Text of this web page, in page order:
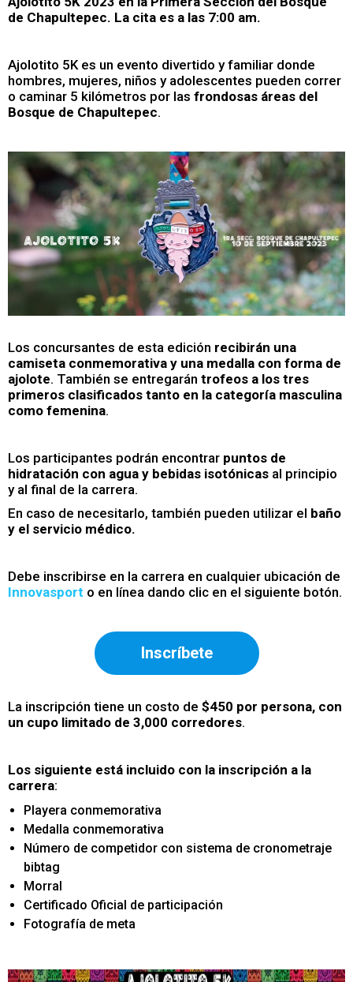
de Chapultepec. La cita es a las 7:00 am.
Ajolotito 5K es un evento divertido y familiar donde
hombres, mujeres, niños y adolescentes pueden correr
o caminar 5 kilómetros por las frondosas áreas del
Bosque de Chapultepec.
Los concursantes de esta edición recibirán una
camiseta conmemorativa y una medalla con forma de
ajolote. También se entregarán trofeos a los tres
primeros clasificados tanto en la categoría masculina
como femenina.
Los participantes podrán encontrar puntos de
hidratación con agua y bebidas isotónicas al principio
y al final de la carrera.
En caso de necesitarlo, también pueden utilizar el baño
y el servicio médico.
Debe inscribirse en la carrera en cualquier ubicación de
Innovasport o en línea dando clic en el siguiente botón.
Inscríbete
La inscripción tiene un costo de $450 por persona, con
un cupo limitado de 3,000 corredores.
Los siguiente está incluido con la inscripción a la
carrera:
Playera conmemorativa
Medalla conmemorativa
Número de competidor con sistema de cronometraje
bibtag
Morral
Certificado Oficial de participación
Fotografía de meta